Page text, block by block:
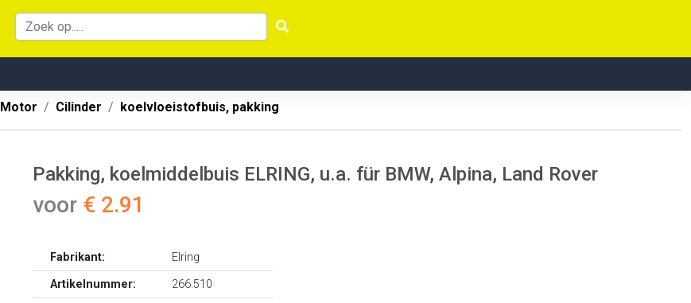
Motor Cilinder koelvloeistofbuis, pakking
Pakking, koelmiddelbuis ELRING, u.a. für BMW, Alpina, Land Rover
voor € 2.91
Fabrikant:
Elring
Artikelnummer:
266.510